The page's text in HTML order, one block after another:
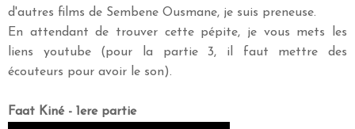
d'autres films de Sembene Ousmane, je suis preneuse.
En attendant de trouver cette pépite, je vous mets les
liens youtube (pour la partie 3, il faut mettre des
écouteurs pour avoir le son).
Faat Kiné - 1ere partie